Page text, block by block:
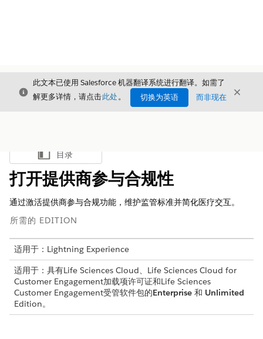
关闭
此文本已使用 Salesforce 机器翻译系统进行翻译。如需了
解更多详情，请点击此处。 切换为英语 而非现在 关闭
显示目录
目录
打开提供商参与合规性
通过激活提供商参与合规功能，维护监管标准并简化医疗交互。
所需的 EDITION
适用于：Lightning Experience
适用于：具有Life Sciences Cloud、Life Sciences Cloud for
Customer Engagement加载项许可证和Life Sciences
Customer Engagement受管软件包的Enterprise 和 Unlimited
Edition。